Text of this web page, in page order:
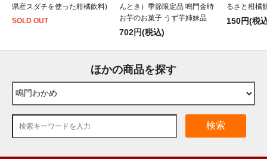
県産スダチを使った柑橘飲料)
SOLD OUT
んとき）季節限定品 鳴門金時
お芋のお菓子 うず芋姉妹品
702円(税込)
るさと柑橘
150円(税
ほかの商品を探す
検索